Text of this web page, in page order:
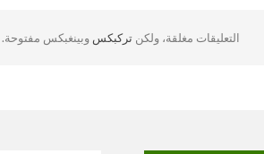
التعليقات مغلقة، ولكن تركبكس وبينغبكس مفتوحة.